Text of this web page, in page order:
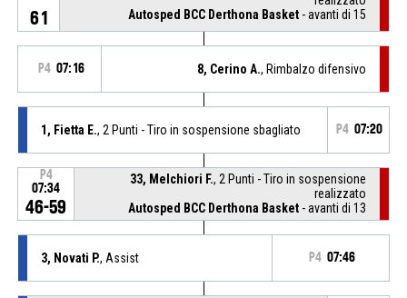
61
Autosped BCC Derthona Basket - avanti di 15
P4 07:16 8, Cerino A., Rimbalzo difensivo
1, Fietta E., 2 Punti - Tiro in sospensione sbagliato P4 07:20
P4
07:34
46-59
33, Melchiori F., 2 Punti - Tiro in sospensione
realizzato
Autosped BCC Derthona Basket - avanti di 13
3, Novati P., Assist P4 07:46